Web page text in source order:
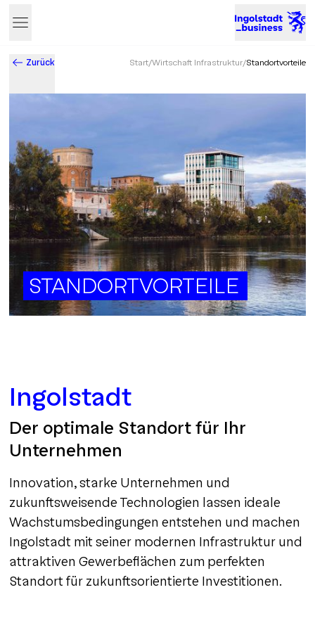
Zurück Start/Wirtschaft Infrastruktur/Standortvorteile
Business & Innovation in Ingolstadt – Der Standort mit
STANDORTVORTEILE
Ingolstadt
Der optimale Standort für Ihr
Unternehmen
Innovation, starke Unternehmen und
zukunftsweisende Technologien lassen ideale
Wachstumsbedingungen entstehen und machen
Ingolstadt mit seiner modernen Infrastruktur und
attraktiven Gewerbeflächen zum perfekten
Standort für zukunftsorientierte Investitionen.